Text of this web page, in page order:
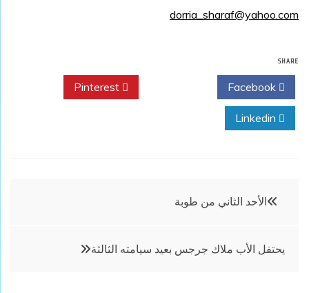
dorria_sharaf@yahoo.com
SHARE
تصفّح
المقالات
الأحد الثاني من طوبة
يحتفل الأب ملاك جرجس بعيد سيامته الثالثة